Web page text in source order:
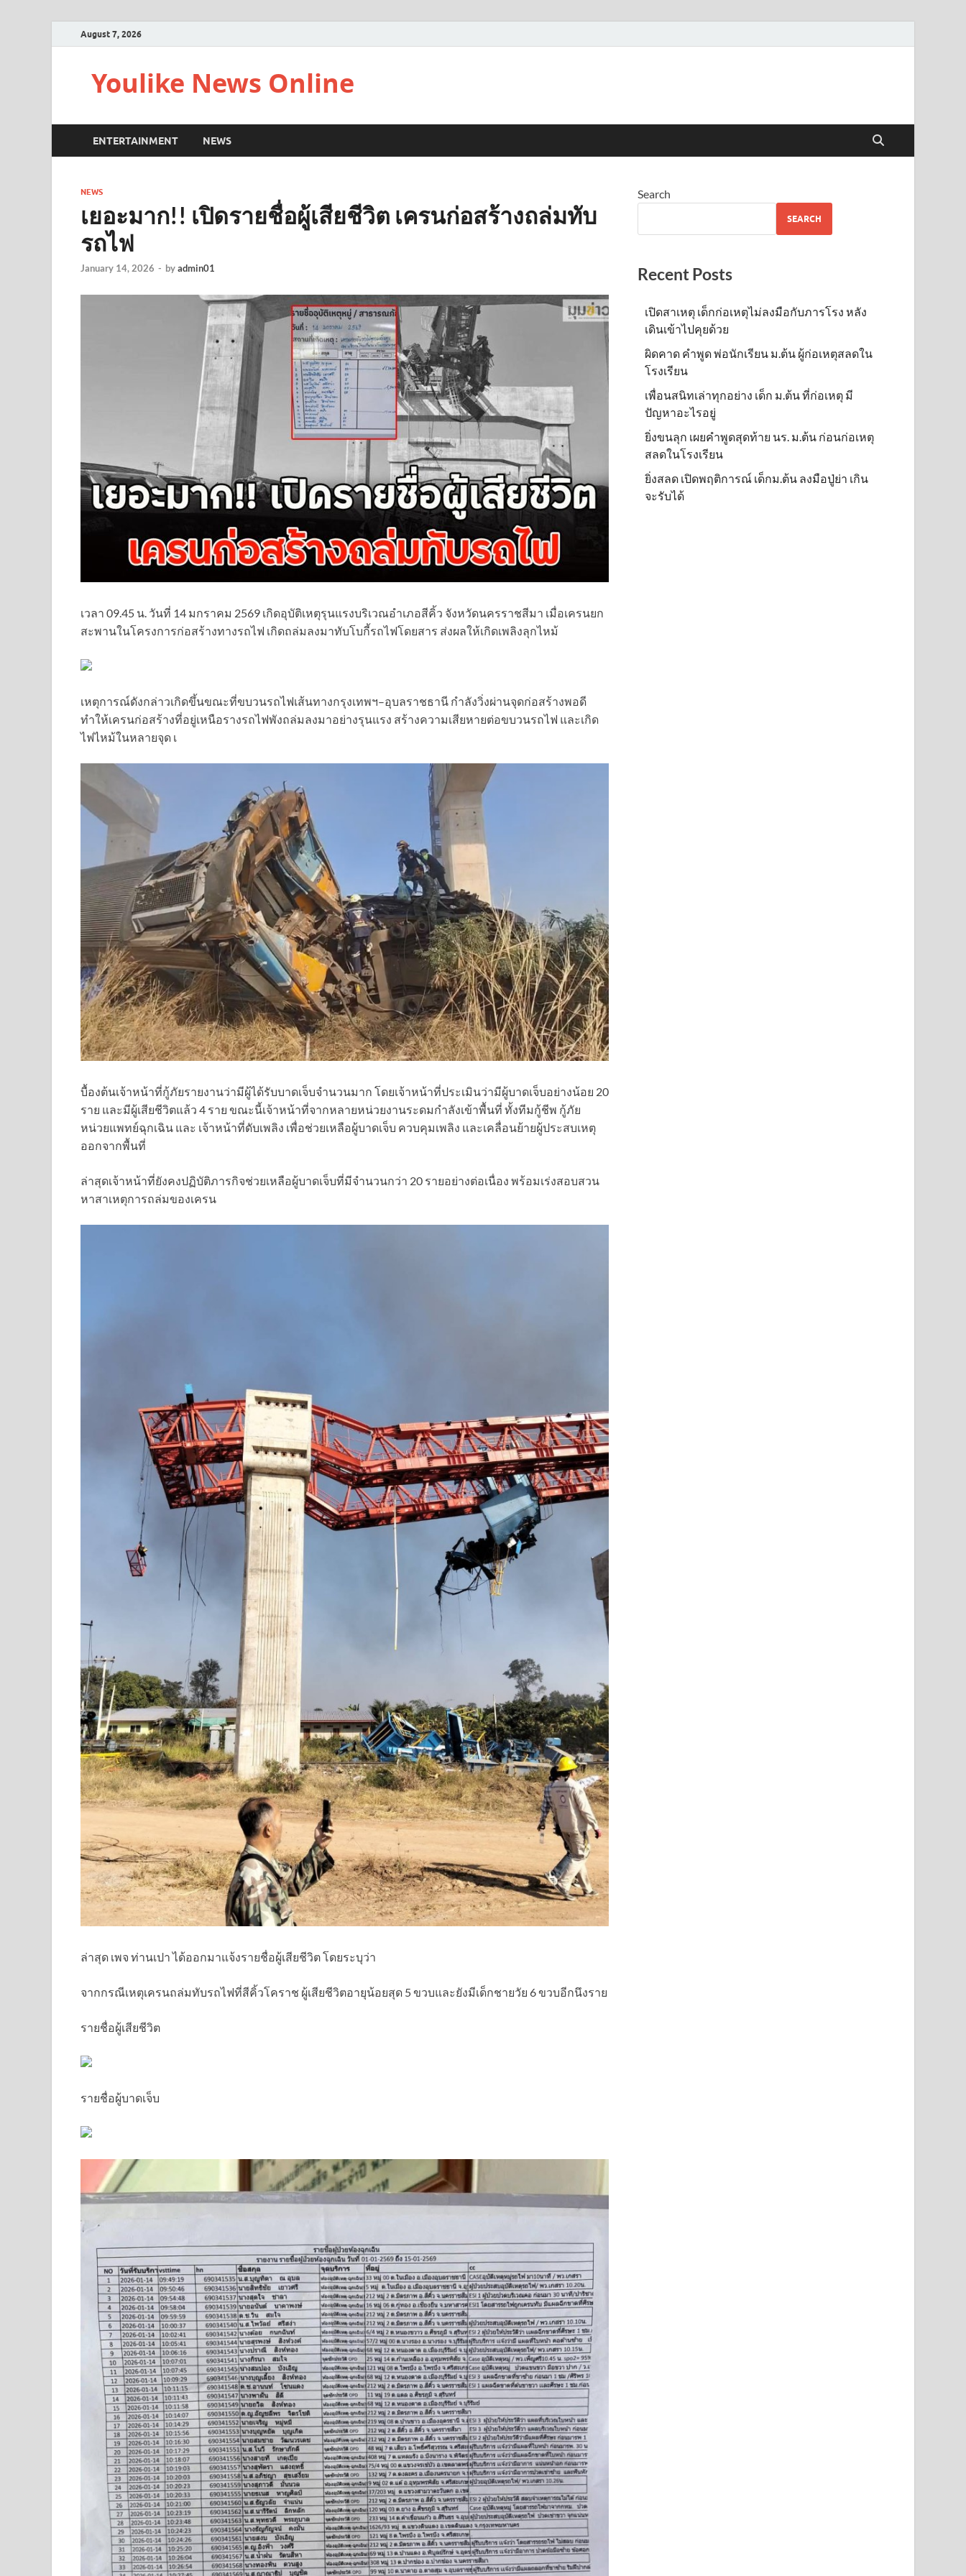
August 7, 2026
Youlike News Online
ENTERTAINMENT NEWS
NEWS
เยอะมาก!! เปิดรายชื่อผู้เสียชีวิต เครนก่อสร้างถล่มทับ
รถไฟ
January 14, 2026 - byadmin01
เวลา 09.45 น. วันที่ 14 มกราคม 2569 เกิดอุบัติเหตุรุนแรงบริเวณอำเภอสีคิ้ว จังหวัดนครราชสีมา เมื่อเครนยก
สะพานในโครงการก่อสร้างทางรถไฟ เกิดถล่มลงมาทับโบกี้รถไฟโดยสาร ส่งผลให้เกิดเพลิงลุกไหม้
เหตุการณ์ดังกล่าวเกิดขึ้นขณะที่ขบวนรถไฟเส้นทางกรุงเทพฯ–อุบลราชธานี กำลังวิ่งผ่านจุดก่อสร้างพอดี
ทำให้เครนก่อสร้างที่อยู่เหนือรางรถไฟพังถล่มลงมาอย่างรุนแรง สร้างความเสียหายต่อขบวนรถไฟ และเกิด
ไฟไหม้ในหลายจุด เ
บื้องต้นเจ้าหน้าที่กู้ภัยรายงานว่ามีผู้ได้รับบาดเจ็บจำนวนมาก โดยเจ้าหน้าที่ประเมินว่ามีผู้บาดเจ็บอย่างน้อย 20
ราย และมีผู้เสียชีวิตแล้ว 4 ราย ขณะนี้เจ้าหน้าที่จากหลายหน่วยงานระดมกำลังเข้าพื้นที่ ทั้งทีมกู้ชีพ กู้ภัย
หน่วยแพทย์ฉุกเฉิน และ เจ้าหน้าที่ดับเพลิง เพื่อช่วยเหลือผู้บาดเจ็บ ควบคุมเพลิง และเคลื่อนย้ายผู้ประสบเหตุ
ออกจากพื้นที่
ล่าสุดเจ้าหน้าที่ยังคงปฏิบัติภารกิจช่วยเหลือผู้บาดเจ็บที่มีจำนวนกว่า 20 รายอย่างต่อเนื่อง พร้อมเร่งสอบสวน
หาสาเหตุการถล่มของเครน
ล่าสุด เพจ ท่านเปา ได้ออกมาแจ้งรายชื่อผู้เสียชีวิต โดยระบุว่า
จากกรณีเหตุเครนถล่มทับรถไฟที่สีคิ้วโคราช ผู้เสียชีวิตอายุน้อยสุด 5 ขวบและยังมีเด็กชายวัย 6 ขวบอีกนึงราย
รายชื่อผู้เสียชีวิต
รายชื่อผู้บาดเจ็บ
Search
SEARCH
Recent Posts
เปิดสาเหตุ เด็กก่อเหตุไม่ลงมือกับภารโรง หลัง
เดินเข้าไปคุยด้วย
ผิดคาด คำพูด พ่อนักเรียน ม.ต้น ผู้ก่อเหตุสลดใน
โรงเรียน
เพื่อนสนิทเล่าทุกอย่าง เด็ก ม.ต้น ที่ก่อเหตุ มี
ปัญหาอะไรอยู่
ยิ่งขนลุก เผยคำพูดสุดท้าย นร. ม.ต้น ก่อนก่อเหตุ
สลดในโรงเรียน
ยิ่งสลด เปิดพฤติการณ์ เด็กม.ต้น ลงมือปู่ย่า เกิน
จะรับได้